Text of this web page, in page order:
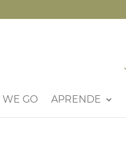
WE GO APRENDE